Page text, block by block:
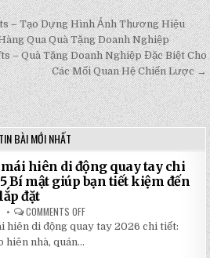
– Tạo Dựng Hình Ảnh Thương Hiệu
Qua Quà Tặng Doanh Nghiệp
– Quà Tặng Doanh Nghiệp Đặc Biệt Cho
Các Mối Quan Hệ Chiến Lược →
TIN BÀI MỚI NHẤT
hiên di động quay tay chi
Bí mật giúp bạn tiết kiệm đến
đặt
COMMENTS OFF
BẢNG
GIÁ
hiên di động quay tay 2026 chi tiết:
hiên nhà, quán...